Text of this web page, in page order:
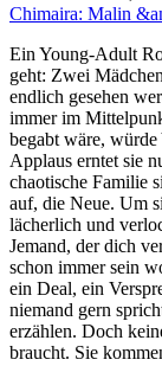
Chimaira: Malin
Ein Young-Adult
geht: Zwei
endlich gesehen
immer im
begabt wäre,
Applaus erntet sie
chaotische Familie
auf, die Neue. Um
lächerlich und
Jemand, der dich
schon immer sein
ein Deal, ein
niemand gern
erzählen. Doch
braucht. Sie